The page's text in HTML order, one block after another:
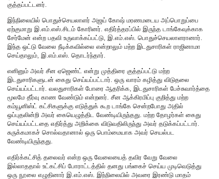
குத்தப்பட்டனர்.
இந்நிலையில் பொதுச்செயலாளர் அஜய் கோஷ் மரணமடைய அப்பொறுப்பை
ஏற்குமாறு இ.எம்.எஸ்.சிடம் கோரினர். எதிர்த்தரப்பில் இருந்த டாங்கேவுக்காக
சேர்மேன் என்ற பதவி உருவாக்கப்பட்டு, இ.எம்.எஸ். பொதுச்செயலாளரானார்.
இந்த ஒட்டு வேலை நீடிக்கவில்லை என்றாலும் மற்ற இடதுசாரிகள் ராஜினாமா
செய்தாலும், இ.எம்.எஸ். தொடர்ந்தார்.
எனினும் அவர் சீன ஏஜெண்ட் என்று முத்திரை குத்தப்பட்டு மற்ற
இடதுசாரிகளுடன் கைது செய்யப்பட்டார். ஒரு வாரம் கழித்து விடுதலை
செய்யப்பட்டார். வலதுசாரிகள் போரை ஆதரிக்க, இடதுசாரிகள் பேச்சுவார்த்தை
மூலமே தீர்வு காண வேண்டும் என்றனர். சீன ஆக்கிரமிப்பு குறித்து மற்ற
கம்யூனிஸ்ட் கட்சிகளுக்கு எடுத்துக் கூற டாங்கே சென்றபோது அதில்
ஒப்புதலின்றி அவர் கையெழுத்திட வேண்டியிருந்தது. மற்ற தோழர்கள் கைது
செய்யப்பட்டதை எதிர்த்து அறிக்கை விடுவதிலிருந்து அவர் தடுக்கப்பட்டார்.
சுருக்கமாகச் சொல்வதானால் ஒரு பொம்மையாக அவர் செயல்பட
வேண்டியிருந்தது.
எதிர்க்கட்சித் தலைவர் என்ற ஒரு வேலையைத் தவிர வேறு வேலை
இல்லாததால் உட்கட்சிப் போராட்டத்தில் தனது பங்கைச் செய்ய முடிவெடுத்து
ஒரு நூலை எழுதினார் இ.எம்.எஸ். இந்நிலையில் அவரை இரண்டு மாதம்